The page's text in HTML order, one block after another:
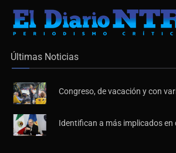
Últimas Noticias
Congreso, de vacación y con
Identifican a más implicados en